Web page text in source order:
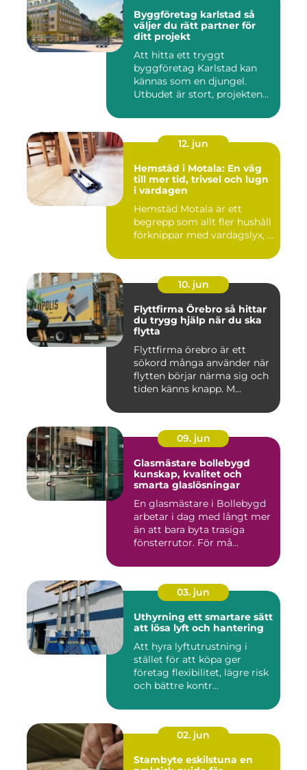
Byggföretag karlstad så
väljer du rätt partner för
ditt projekt
Att hitta ett tryggt
byggföretag Karlstad kan
kännas som en djungel.
Utbudet är stort, projekten
12. jun
Hemstäd i Motala: En väg
till mer tid, trivsel och lugn
i vardagen
Hemstäd Motala är ett
begrepp som allt fler hushåll
förknippar med vardagslyx, ...
10. jun
Flyttfirma Örebro så hittar
du trygg hjälp när du ska
flytta
Flyttfirma örebro är ett
sökord många använder när
flytten börjar närma sig och
tiden känns knapp. M...
09. jun
Glasmästare bollebygd
kunskap, kvalitet och
smarta glaslösningar
En glasmästare i Bollebygd
arbetar i dag med långt mer
än att bara byta trasiga
fönsterrutor. För må...
03. jun
Uthyrning ett smartare sätt
att lösa lyft och hantering
Att hyra lyftutrustning i
stället för att köpa ger
företag flexibilitet, lägre risk
och bättre kontr...
02. jun
Stambyte eskilstuna en